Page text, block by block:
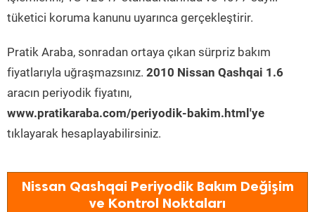
tüketici koruma kanunu uyarınca gerçekleştirir.
Pratik Araba, sonradan ortaya çıkan sürpriz bakım
fiyatlarıyla uğraşmazsınız. 2010 Nissan Qashqai 1.6
aracın periyodik fiyatını,
www.pratikaraba.com/periyodik-bakim.html'ye
tıklayarak hesaplayabilirsiniz.
Nissan Qashqai Periyodik Bakım Değişim
ve Kontrol Noktaları